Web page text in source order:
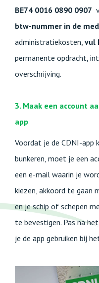
BE74 0016 0890 0907
btw-nummer in de
administratiekosten, vul
permanente opdracht,
overschrijving.
3. Maak een account
app
Voordat je de CDNI-app
bunkeren, moet je een
een e-mail waarin je
kiezen, akkoord te gaan
en je schip of schepen
te bevestigen. Pas na
je de app gebruiken bij